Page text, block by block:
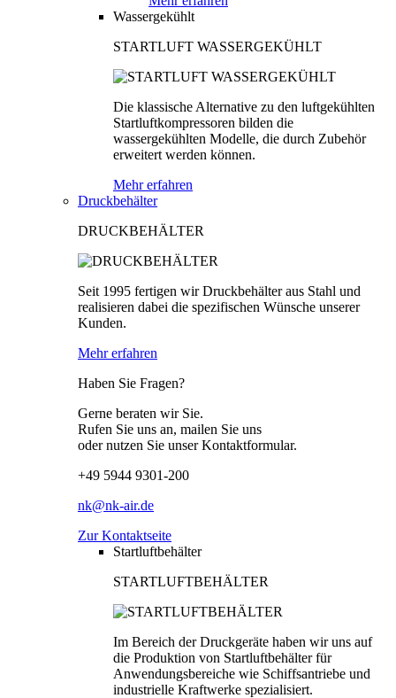
Wassergekühlt
STARTLUFT WASSERGEKÜHLT
Die klassische Alternative zu den luftgekühlten
Startluftkompressoren bilden die
wassergekühlten Modelle, die durch Zubehör
erweitert werden können.
Mehr erfahren
Druckbehälter
DRUCKBEHÄLTER
Seit 1995 fertigen wir Druckbehälter aus Stahl und
realisieren dabei die spezifischen Wünsche unserer
Kunden.
Mehr erfahren
Haben Sie Fragen?
Gerne beraten wir Sie.
Rufen Sie uns an, mailen Sie uns
oder nutzen Sie unser Kontaktformular.
+49 5944 9301-200
nk@nk-air.de
Zur Kontaktseite
Startluftbehälter
STARTLUFTBEHÄLTER
Im Bereich der Druckgeräte haben wir uns auf
die Produktion von Startluftbehälter für
Anwendungsbereiche wie Schiffsantriebe und
industrielle Kraftwerke spezialisiert.